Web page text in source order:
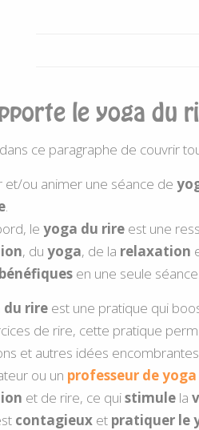
le yoga du
ce paragraphe de couvrir
et/ou animer une séance de
.
le yoga du rireest une
, du yoga, de la relaxation
bénéfiquesen une seule séance.
du rireest une pratique qui
de rire, cette pratique
et autres idées
ou un professeur de yoga
et de rire, ce quistimule la
contagieuxet pratiquer le